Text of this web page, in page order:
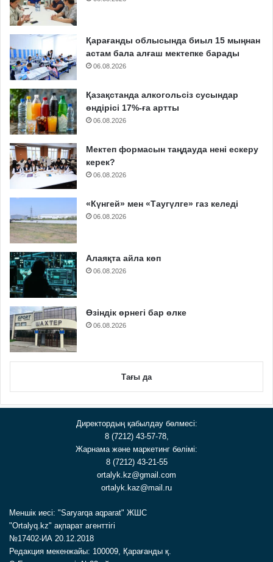
Қарағанды облысында биыл 15 мыңнан
астам бала алғаш мектепке барады
06.08.2026
Қазақстанда алкогольсіз сусындар
өндірісі 17%-ға артты
06.08.2026
Мектеп формасын таңдауда нені ескеру
керек?
06.08.2026
«Күнгей» мен «Таугүлге» газ келеді
06.08.2026
Алаяқта айла көп
06.08.2026
Өзіндік өрнегі бар өлке
06.08.2026
Тағы да
Директордың қабылдау бөлмесі:
8 (7212) 43-57-78,
Жарнама және маркетинг бөлімі:
8 (7212) 43-21-55
ortalyk.kz@gmail.com
ortalyk.kaz@mail.ru
Меншік иесі: "Saryarqa aqparat" ЖШС
"Ortalyq.kz" ақпарат агенттігі
№17402-ИА 20.12.2018
Редакция мекенжайы: 100009, Қарағанды қ.